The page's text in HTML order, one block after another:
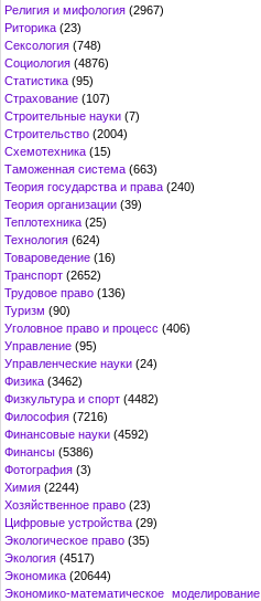
Религия и мифология (2967)
Риторика (23)
Сексология (748)
Социология (4876)
Статистика (95)
Страхование (107)
Строительные науки (7)
Строительство (2004)
Схемотехника (15)
Таможенная система (663)
Теория государства и права (240)
Теория организации (39)
Теплотехника (25)
Технология (624)
Товароведение (16)
Транспорт (2652)
Трудовое право (136)
Туризм (90)
Уголовное право и процесс (406)
Управление (95)
Управленческие науки (24)
Физика (3462)
Физкультура и спорт (4482)
Философия (7216)
Финансовые науки (4592)
Финансы (5386)
Фотография (3)
Химия (2244)
Хозяйственное право (23)
Цифровые устройства (29)
Экологическое право (35)
Экология (4517)
Экономика (20644)
Экономико-математическое моделирование